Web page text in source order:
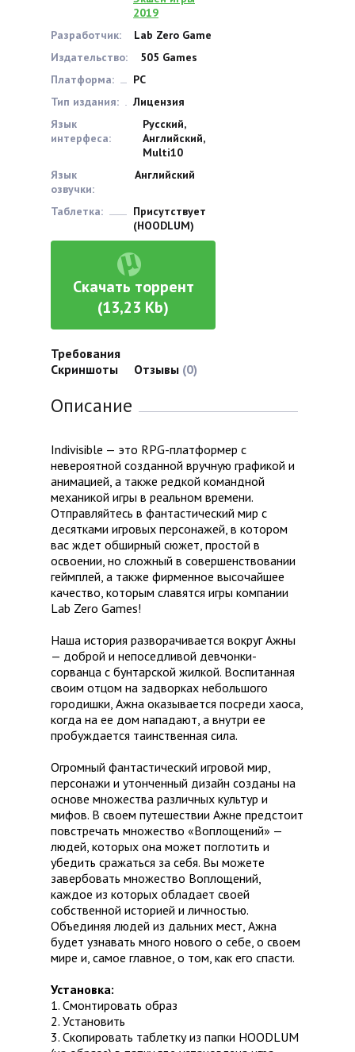
2019
Разработчик:
Lab Zero Game
Издательство:
505 Games
Платформа:
PC
Тип издания:
Лицензия
Язык
интерфеса:
Русский,
Английский,
Multi10
Язык
озвучки:
Английский
Таблетка:
Присутствует
(HOODLUM)
Скачать торрент
(13,23 Kb)
Требования
Скриншоты
Отзывы (0)
Описание
Indivisible — это RPG-платформер с
невероятной созданной вручную графикой и
анимацией, а также редкой командной
механикой игры в реальном времени.
Отправляйтесь в фантастический мир с
десятками игровых персонажей, в котором
вас ждет обширный сюжет, простой в
освоении, но сложный в совершенствовании
геймплей, а также фирменное высочайшее
качество, которым славятся игры компании
Lab Zero Games!
Наша история разворачивается вокруг Ажны
— доброй и непоседливой девчонки-
сорванца с бунтарской жилкой. Воспитанная
своим отцом на задворках небольшого
городишки, Ажна оказывается посреди хаоса,
когда на ее дом нападают, а внутри ее
пробуждается таинственная сила.
Огромный фантастический игровой мир,
персонажи и утонченный дизайн созданы на
основе множества различных культур и
мифов. В своем путешествии Ажне предстоит
повстречать множество «Воплощений» —
людей, которых она может поглотить и
убедить сражаться за себя. Вы можете
завербовать множество Воплощений,
каждое из которых обладает своей
собственной историей и личностью.
Объединяя людей из дальних мест, Ажна
будет узнавать много нового о себе, о своем
мире и, самое главное, о том, как его спасти.
Установка:
1. Смонтировать образ
2. Установить
3. Скопировать таблетку из папки HOODLUM